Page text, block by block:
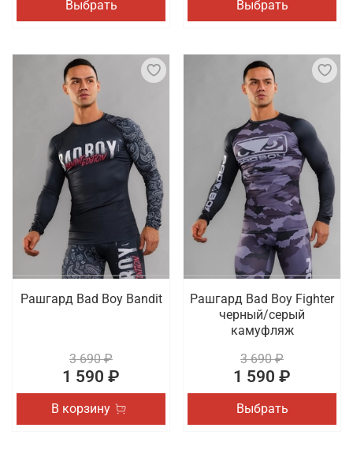
Выбрать Выбрать
Рашгард Bad Boy Bandit
3 690 ₽
1 590 ₽
В корзину
Рашгард Bad Boy Fighter
черный/серый
камуфляж
3 690 ₽
1 590 ₽
Выбрать